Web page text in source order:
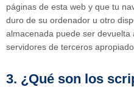
páginas de esta web y que tu
duro de su ordenador u otro
almacenada puede ser
servidores de terceros
3. ¿Qué son los